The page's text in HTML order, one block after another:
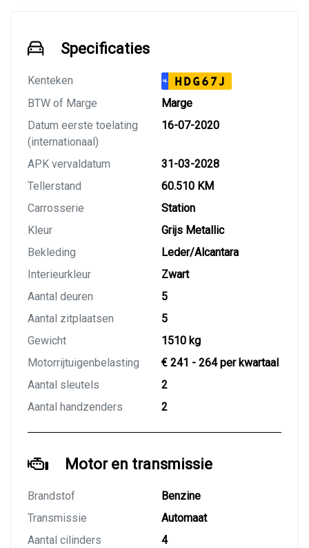
Specificaties
Kenteken NL HDG67J
BTW of Marge
Marge
Datum eerste toelating
(internationaal)
16-07-2020
APK vervaldatum
31-03-2028
Tellerstand
60.510 KM
Carrosserie
Station
Kleur
Grijs Metallic
Bekleding
Leder/Alcantara
Interieurkleur
Zwart
Aantal deuren
5
Aantal zitplaatsen
5
Gewicht
1510 kg
Motorrijtuigenbelasting
€ 241 - 264 per kwartaal
Aantal sleutels
2
Aantal handzenders
2
Motor en transmissie
Brandstof
Benzine
Transmissie
Automaat
Aantal cilinders
4